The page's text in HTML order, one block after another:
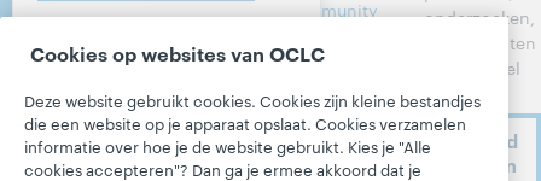
Contacteer
Over
Over OCLC
Interbibliothe
leenverkeer
Leden aan het
woord
Community
Network
BibFormats
Systeemstatu
onderzoeken,
evenementen
en nog veel
meer.
Ik meld
me aan
Cookies op websites van OCLC
Deze website gebruikt cookies. Cookies zijn kleine bestandjes
die een website op je apparaat opslaat. Cookies verzamelen
informatie over hoe je de website gebruikt. Kies je "Alle
cookies accepteren"? Dan ga je ermee akkoord dat je